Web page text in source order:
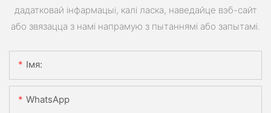
дадатковай інфармацыі, калі ласка, наведайце вэб-сайт
або звязацца з намі напрамую з пытаннямі або запытамі.
Імя:
WhatsApp